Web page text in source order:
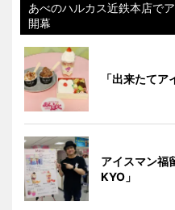
あべのハルカス近鉄本店で
開幕
「出来たて
アイスマン福
KYO」